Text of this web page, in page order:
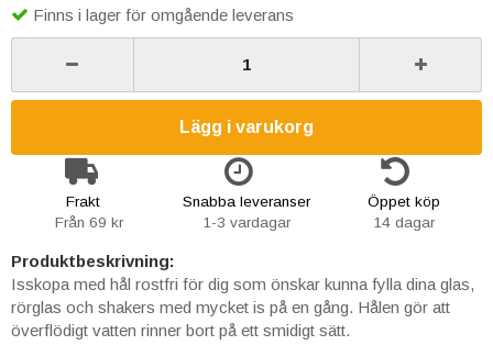
Finns i lager för omgående leverans
Lägg i varukorg
Frakt
Från 69 kr
Snabba leveranser
1-3 vardagar
Öppet köp
14 dagar
Produktbeskrivning:
Isskopa med hål rostfri för dig som önskar kunna fylla dina glas,
rörglas och shakers med mycket is på en gång. Hålen gör att
överflödigt vatten rinner bort på ett smidigt sätt.